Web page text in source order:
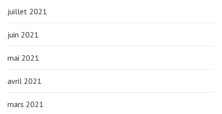
juillet 2021
juin 2021
mai 2021
avril 2021
mars 2021